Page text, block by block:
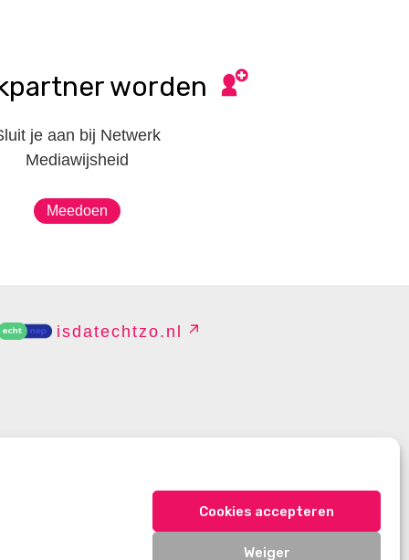
Cookies accepteren
Weiger
worden
je aan bij Netwerk
Mediawijsheid
Meedoen
isdatechtzo.nl